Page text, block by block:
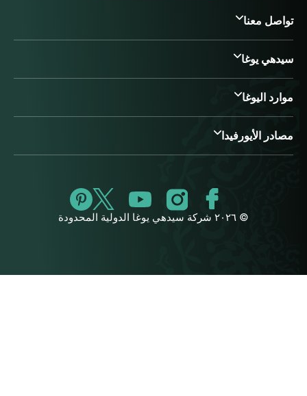
تواصل معنا
سيدهي يوغا
موارد اليوغا
مصادر الأيورفيدا
© ٢٠٢٦ شركة سيدهي يوغا الدولية المحدودة